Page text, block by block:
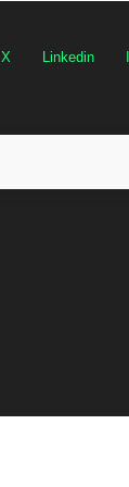
X Linkedin